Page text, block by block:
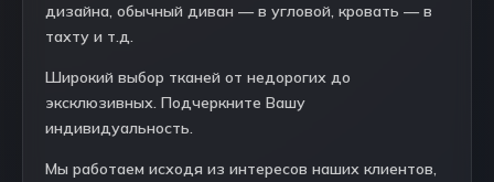
дизайна, обычный диван — в угловой, кровать — в
тахту и т.д.
Широкий выбор тканей от недорогих до
эксклюзивных. Подчеркните Вашу
индивидуальность.
Мы работаем исходя из интересов наших клиентов,